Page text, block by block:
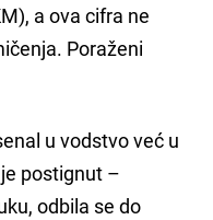
a ova cifra ne
Poraženi
u vodstvo već u
postignut –
odbila se do